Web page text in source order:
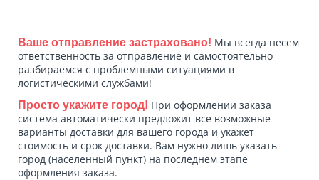
Ваше отправление застраховано! Мы всегда несем
ответственность за отправление и самостоятельно
разбираемся с проблемными ситуациями в
логистическими службами!
Просто укажите город! При оформлении заказа
система автоматически предложит все возможные
варианты доставки для вашего города и укажет
стоимость и срок доставки. Вам нужно лишь указать
город (населенный пункт) на последнем этапе
оформления заказа.